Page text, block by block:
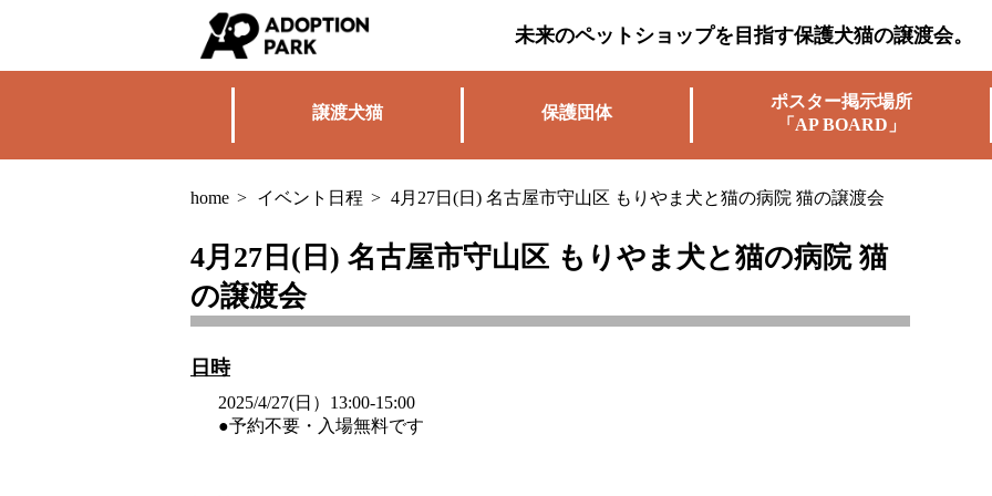
未来のペットショップを目指す保護犬猫の譲渡会。
譲渡犬猫 保護団体
ポスター掲示場所
「AP BOARD」
home > イベント日程 > 4月27日(日) 名古屋市守山区 もりやま犬と猫の病院 猫の譲渡会
4月27日(日) 名古屋市守山区 もりやま犬と猫の病院 猫
の譲渡会
日時
2025/4/27(日）13:00-15:00
●予約不要・入場無料です